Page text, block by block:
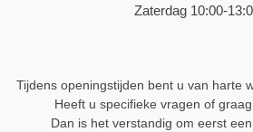
Zaterdag 10:00-
Tijdens openingstijden bent u van harte
Heeft u specifieke vragen of
Dan is het verstandig om eerst